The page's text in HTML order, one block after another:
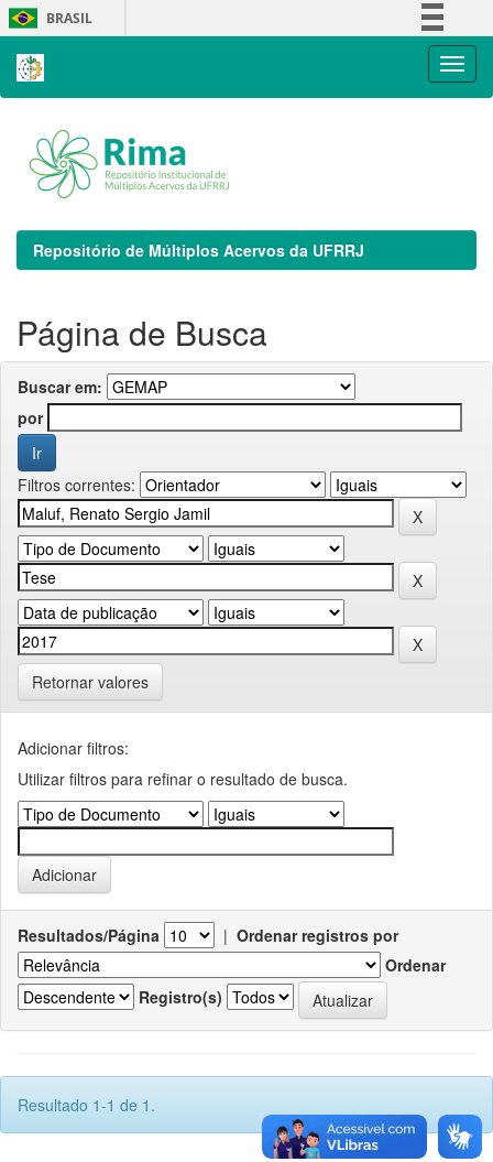
Skip
navigation
BRASIL
Repositório de Múltiplos Acervos da UFRRJ
Página de Busca
Buscar em:
por
Filtros correntes:
Retornar valores
Adicionar filtros:
Utilizar filtros para refinar o resultado de busca.
Resultados/Página | Ordenar registros por
Ordenar
Registro(s)
Resultado 1-1 de 1.